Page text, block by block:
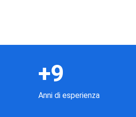
+9
Anni di esperienza